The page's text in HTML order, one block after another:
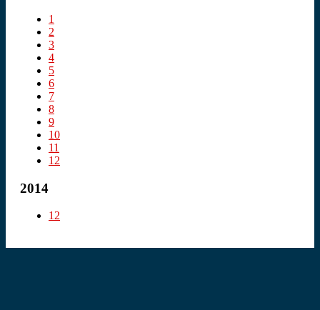
1
2
3
4
5
6
7
8
9
10
11
12
2014
12